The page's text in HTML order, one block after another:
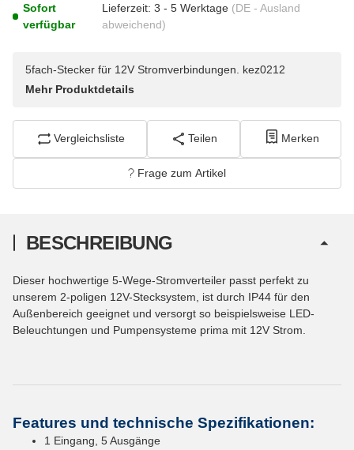
Sofort
verfügbar
Lieferzeit: 3 - 5 Werktage (DE - Ausland
abweichend)
5fach-Stecker für 12V Stromverbindungen. kez0212
Mehr Produktdetails
Vergleichsliste Teilen Merken
Frage zum Artikel
BESCHREIBUNG
Dieser hochwertige 5-Wege-Stromverteiler passt perfekt zu
unserem 2-poligen 12V-Stecksystem, ist durch IP44 für den
Außenbereich geeignet und versorgt so beispielsweise LED-
Beleuchtungen und Pumpensysteme prima mit 12V Strom.
Features und technische Spezifikationen:
1 Eingang, 5 Ausgänge